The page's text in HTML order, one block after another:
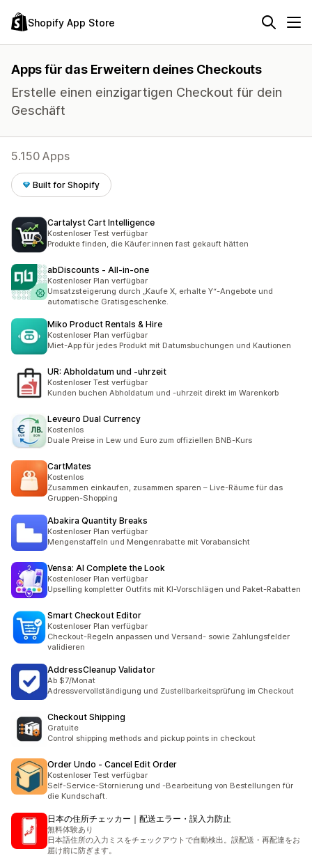
Shopify App Store
Apps für das Erweitern deines Checkouts
Erstelle einen einzigartigen Checkout für dein
Geschäft
5.150 Apps
Built for Shopify
Cartalyst Cart Intelligence
Kostenloser Test verfügbar
Produkte finden, die Käufer:innen fast gekauft hätten
abDiscounts ‑ All‑in‑one
Kostenloser Plan verfügbar
Umsatzsteigerung durch „Kaufe X, erhalte Y“-Angebote und
automatische Gratisgeschenke.
Miko Product Rentals & Hire
Kostenloser Plan verfügbar
Miet-App für jedes Produkt mit Datumsbuchungen und Kautionen
UR: Abholdatum und ‑uhrzeit
Kostenloser Test verfügbar
Kunden buchen Abholdatum und -uhrzeit direkt im Warenkorb
Leveuro Dual Currency
Kostenlos
Duale Preise in Lew und Euro zum offiziellen BNB-Kurs
CartMates
Kostenlos
Zusammen einkaufen, zusammen sparen – Live-Räume für das
Gruppen-Shopping
Abakira Quantity Breaks
Kostenloser Plan verfügbar
Mengenstaffeln und Mengenrabatte mit Vorabansicht
Vensa: AI Complete the Look
Kostenloser Plan verfügbar
Upselling kompletter Outfits mit KI-Vorschlägen und Paket-Rabatten
Smart Checkout Editor
Kostenloser Plan verfügbar
Checkout-Regeln anpassen und Versand- sowie Zahlungsfelder
validieren
AddressCleanup Validator
Ab $7/Monat
Adressvervollständigung und Zustellbarkeitsprüfung im Checkout
Checkout Shipping
Gratuite
Control shipping methods and pickup points in checkout
Order Undo ‑ Cancel Edit Order
Kostenloser Test verfügbar
Self-Service-Stornierung und -Bearbeitung von Bestellungen für
die Kundschaft.
日本の住所チェッカー｜配送エラー・誤入力防止
無料体験あり
日本語住所の入力ミスをチェックアウトで自動検出。誤配送・再配達をお
届け前に防ぎます。